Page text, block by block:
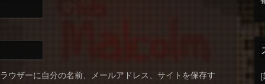
ウザーに自分の名前、メールアドレス、サイトを保存す
[